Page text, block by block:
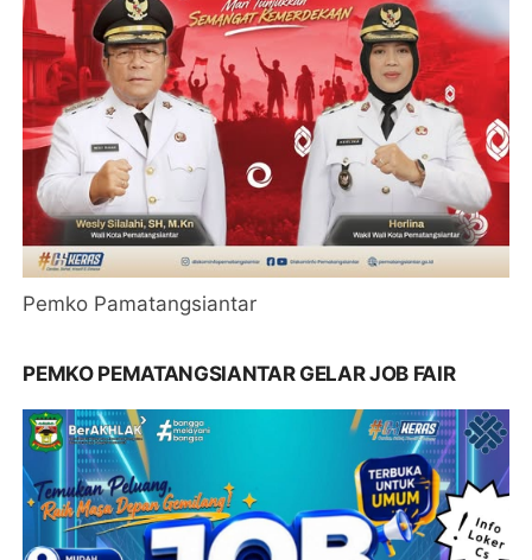
Pemko Pamatangsiantar
PEMKO PEMATANGSIANTAR GELAR JOB FAIR